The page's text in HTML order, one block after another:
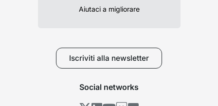
Aiutaci a migliorare
Iscriviti alla newsletter
Social networks